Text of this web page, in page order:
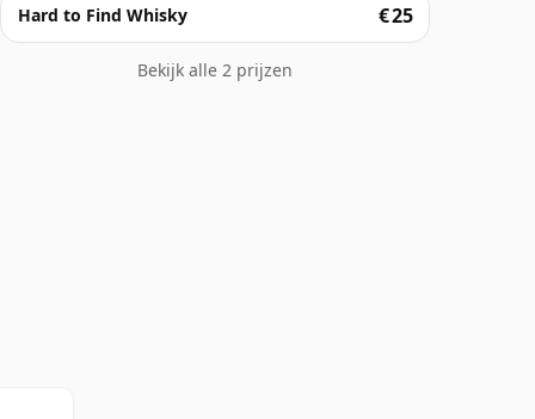
Hard to Find Whisky € 25
Bekijk alle 2 prijzen